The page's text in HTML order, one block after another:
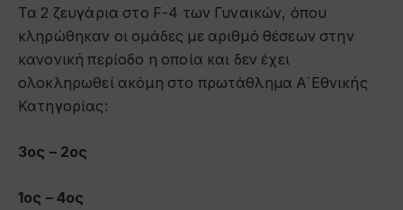
Τα 2 ζευγάρια στο F-4 των Γυναικών, όπου
κληρώθηκαν οι ομάδες με αριθμό θέσεων στην
κανονική περίοδο η οποία και δεν έχει
ολοκληρωθεί ακόμη στο πρωτάθλημα Α΄Εθνικής
Κατηγορίας:
3ος – 2ος
1ος – 4ος